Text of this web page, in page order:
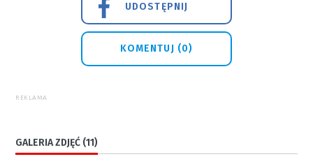
UDOSTĘPNIJ
KOMENTUJ (0)
REKLAMA
GALERIA ZDJĘĆ (11)